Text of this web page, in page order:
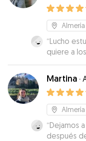
repetiré.”
horas
Almería
“Lucho
quiere a
Martina ·
Almería
“Dejamos
después